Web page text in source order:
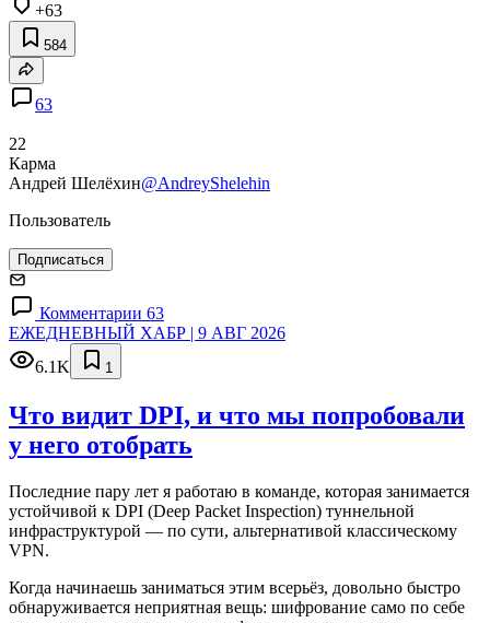
+63
584
63
22
Карма
Андрей Шелёхин@AndreyShelehin
Пользователь
Подписаться
Комментарии 63
ЕЖЕДНЕВНЫЙ ХАБР | 9 АВГ 2026
6.1K
1
Что видит DPI, и что мы попробовали
у него отобрать
Последние пару лет я работаю в команде, которая занимается
устойчивой к DPI (Deep Packet Inspection) туннельной
инфраструктурой — по сути, альтернативой классическому
VPN.
Когда начинаешь заниматься этим всерьёз, довольно быстро
обнаруживается неприятная вещь: шифрование само по себе